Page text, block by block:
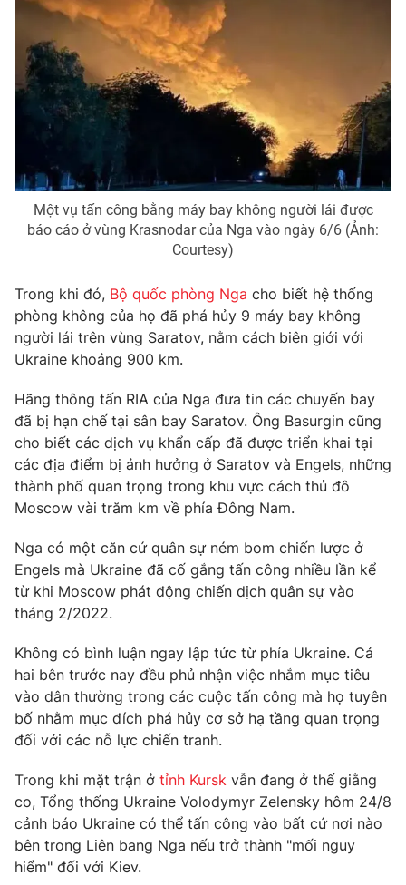
Chuyên mục khác
Emagazine Podcast
Photo Infographic
Shorts video
VTV Money VTV Thể thao
Bất động sản
Thị trường 24h Tấm lòng Việt
VTV4
VTV9 VTV8
Liên hệ tòa soạn English
THỜI BÁO VTV
Theo dõi báo trên
Cơ quan chủ quản:Đài Truyền hình Việt Nam
Cơ quan báo chí:Thời báo VTV
cấp ngày 29/12/2023
Tổng Biên tập:Vũ Thanh Thủy
Phó Tổng Biên tập:Nguyễn Thị Mỹ Hạnh, Phạm Quốc Thắng,
Nguyễn Trọng Ninh
Tổng đài VTV:024.38 355 931 - 024.38 355 932
Một vụ tấn công bằng máy bay không người lái được
báo cáo ở vùng Krasnodar của Nga vào ngày 6/6 (Ảnh:
Courtesy)
Trong khi đó, Bộ quốc phòng Nga cho biết hệ thống
phòng không của họ đã phá hủy 9 máy bay không
người lái trên vùng Saratov, nằm cách biên giới với
Ukraine khoảng 900 km.
Hãng thông tấn RIA của Nga đưa tin các chuyến bay
đã bị hạn chế tại sân bay Saratov. Ông Basurgin cũng
cho biết các dịch vụ khẩn cấp đã được triển khai tại
các địa điểm bị ảnh hưởng ở Saratov và Engels, những
thành phố quan trọng trong khu vực cách thủ đô
Moscow vài trăm km về phía Đông Nam.
Nga có một căn cứ quân sự ném bom chiến lược ở
Engels mà Ukraine đã cố gắng tấn công nhiều lần kể
từ khi Moscow phát động chiến dịch quân sự vào
tháng 2/2022.
Không có bình luận ngay lập tức từ phía Ukraine. Cả
hai bên trước nay đều phủ nhận việc nhắm mục tiêu
vào dân thường trong các cuộc tấn công mà họ tuyên
bố nhằm mục đích phá hủy cơ sở hạ tầng quan trọng
đối với các nỗ lực chiến tranh.
Trong khi mặt trận ở tỉnh Kursk vẫn đang ở thế giằng
co, Tổng thống Ukraine Volodymyr Zelensky hôm 24/8
cảnh báo Ukraine có thể tấn công vào bất cứ nơi nào
bên trong Liên bang Nga nếu trở thành "mối nguy
hiểm" đối với Kiev.